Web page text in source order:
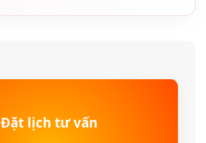
Đặt lịch tư vấn